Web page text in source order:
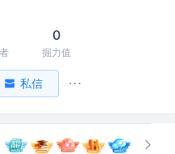
0
掘力值
私信